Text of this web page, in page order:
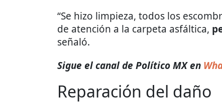
“Se hizo limpieza, todos los
de atención a la carpeta asfáltica,
señaló.
Sigue el canal de Político MX en
Reparación del daño